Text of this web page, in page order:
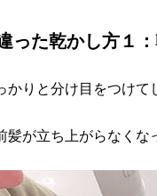
った乾かし方１
りと分け目をつけて
が立ち上がらなくな